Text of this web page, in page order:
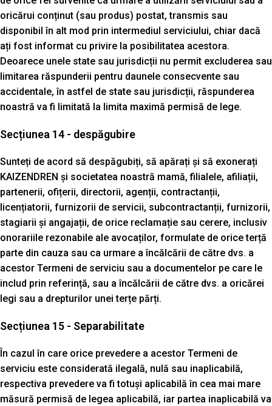
oricărui conținut (sau produs) postat, transmis sau
disponibil în alt mod prin intermediul serviciului, chiar dacă
ați fost informat cu privire la posibilitatea acestora.
Deoarece unele state sau jurisdicții nu permit excluderea sau
limitarea răspunderii pentru daunele consecvente sau
accidentale, în astfel de state sau jurisdicții, răspunderea
noastră va fi limitată la limita maximă permisă de lege.
Secțiunea 14 - despăgubire
Sunteți de acord să despăgubiți, să apărați și să exonerați
KAIZENDREN și societatea noastră mamă, filialele, afiliații,
partenerii, ofițerii, directorii, agenții, contractanții,
licențiatorii, furnizorii de servicii, subcontractanții, furnizorii,
stagiarii și angajații, de orice reclamație sau cerere, inclusiv
onorariile rezonabile ale avocaților, formulate de orice terță
parte din cauza sau ca urmare a încălcării de către dvs. a
acestor Termeni de serviciu sau a documentelor pe care le
includ prin referință, sau a încălcării de către dvs. a oricărei
legi sau a drepturilor unei terțe părți.
Secțiunea 15 - Separabilitate
În cazul în care orice prevedere a acestor Termeni de
serviciu este considerată ilegală, nulă sau inaplicabilă,
respectiva prevedere va fi totuși aplicabilă în cea mai mare
măsură permisă de legea aplicabilă, iar partea inaplicabilă va